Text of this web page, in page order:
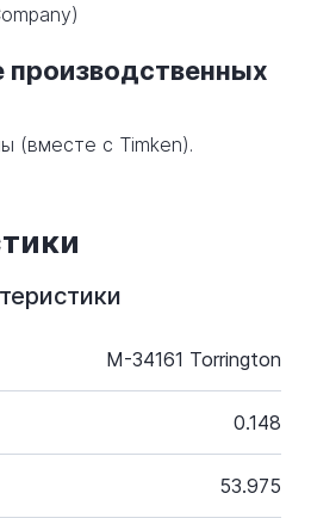
(вместе с Timken).
M-34161 Torrington
0.148
53.975